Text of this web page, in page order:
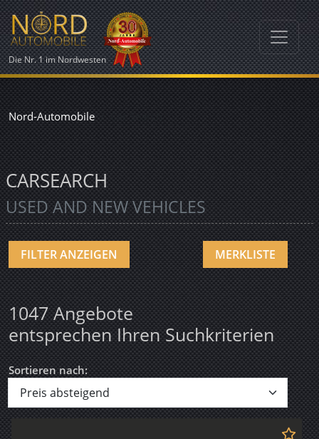
Die Nr. 1 im Nordwesten
Nord-Automobile Car Search
CARSEARCH
USED AND NEW VEHICLES
FILTER ANZEIGEN MERKLISTE
1047 Angebote
entsprechen Ihren Suchkriterien
Sortieren nach: